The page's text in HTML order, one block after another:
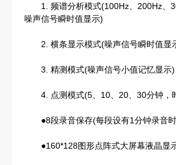
1. 频谱分析模式(100Hz、200Hz、
噪声信号瞬时值显示)
2. 横条显示模式(噪声信号瞬时值显
3. 精测模式(噪声信号小值记忆显示)
4. 点测模式(5、10、20、30分钟，
●8段录音保存(每段设有1分钟录音时
●160*128图形点阵式大屏幕液晶显